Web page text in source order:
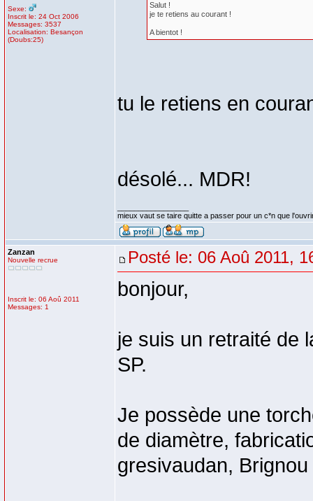
Sexe:
Inscrit le: 24 Oct 2006
Messages: 3537
Localisation: Besançon
(Doubs:25)
Salut !
je te retiens au courant !
A bientot !
tu le retiens en
désolé... MDR!
mieux vaut se taire quitte a passer pour un c*n que
Zanzan
Nouvelle recrue
Inscrit le: 06 Aoû 2011
Messages: 1
Posté le: 06 Aoû 2011,
bonjour,
je suis un retraité de
SP.
Je possède une
de diamètre,
gresivaudan,